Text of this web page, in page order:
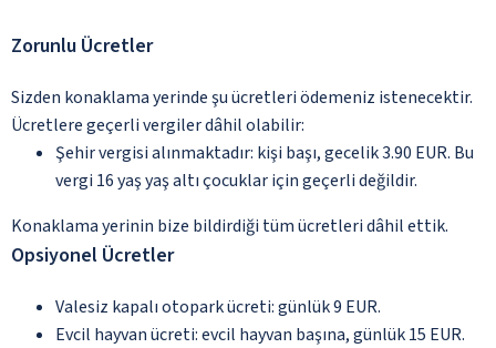
Zorunlu Ücretler
Sizden konaklama yerinde şu ücretleri ödemeniz istenecektir.
Ücretlere geçerli vergiler dâhil olabilir:
Şehir vergisi alınmaktadır: kişi başı, gecelik 3.90 EUR. Bu
vergi 16 yaş yaş altı çocuklar için geçerli değildir.
Konaklama yerinin bize bildirdiği tüm ücretleri dâhil ettik.
Opsiyonel Ücretler
Valesiz kapalı otopark ücreti: günlük 9 EUR.
Evcil hayvan ücreti: evcil hayvan başına, günlük 15 EUR.